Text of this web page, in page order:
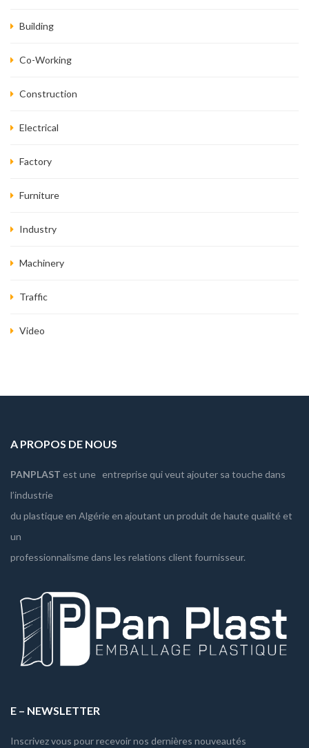
Building
Co-Working
Construction
Electrical
Factory
Furniture
Industry
Machinery
Traffic
Video
A PROPOS DE NOUS
PANPLAST est une entreprise qui veut ajouter sa touche dans
l’industrie
du plastique en Algérie en ajoutant un produit de haute qualité et
un
professionnalisme dans les relations client fournisseur.
E – NEWSLETTER
Inscrivez vous pour recevoir nos dernières nouveautés